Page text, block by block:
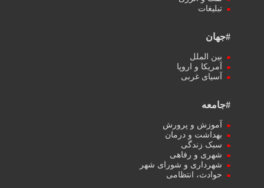
تبلیغات
#جهان
بین الملل
آمریکا و اروپا
آسیای غربی
#جامعه
آموزش و پرورش
بهداشت و درمان
سبک زندگی
شهری و رفاهی
شهرداری و شورای شهر
حوادث، انتظامی